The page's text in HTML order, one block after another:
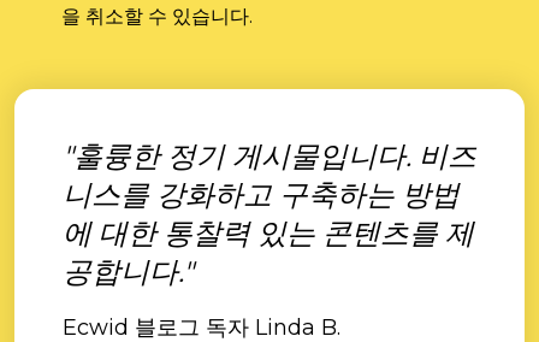
을 취소할 수 있습니다.
"훌륭한 정기 게시물입니다. 비즈
니스를 강화하고 구축하는 방법
에 대한 통찰력 있는 콘텐츠를 제
공합니다."
Ecwid 블로그 독자 Linda B.